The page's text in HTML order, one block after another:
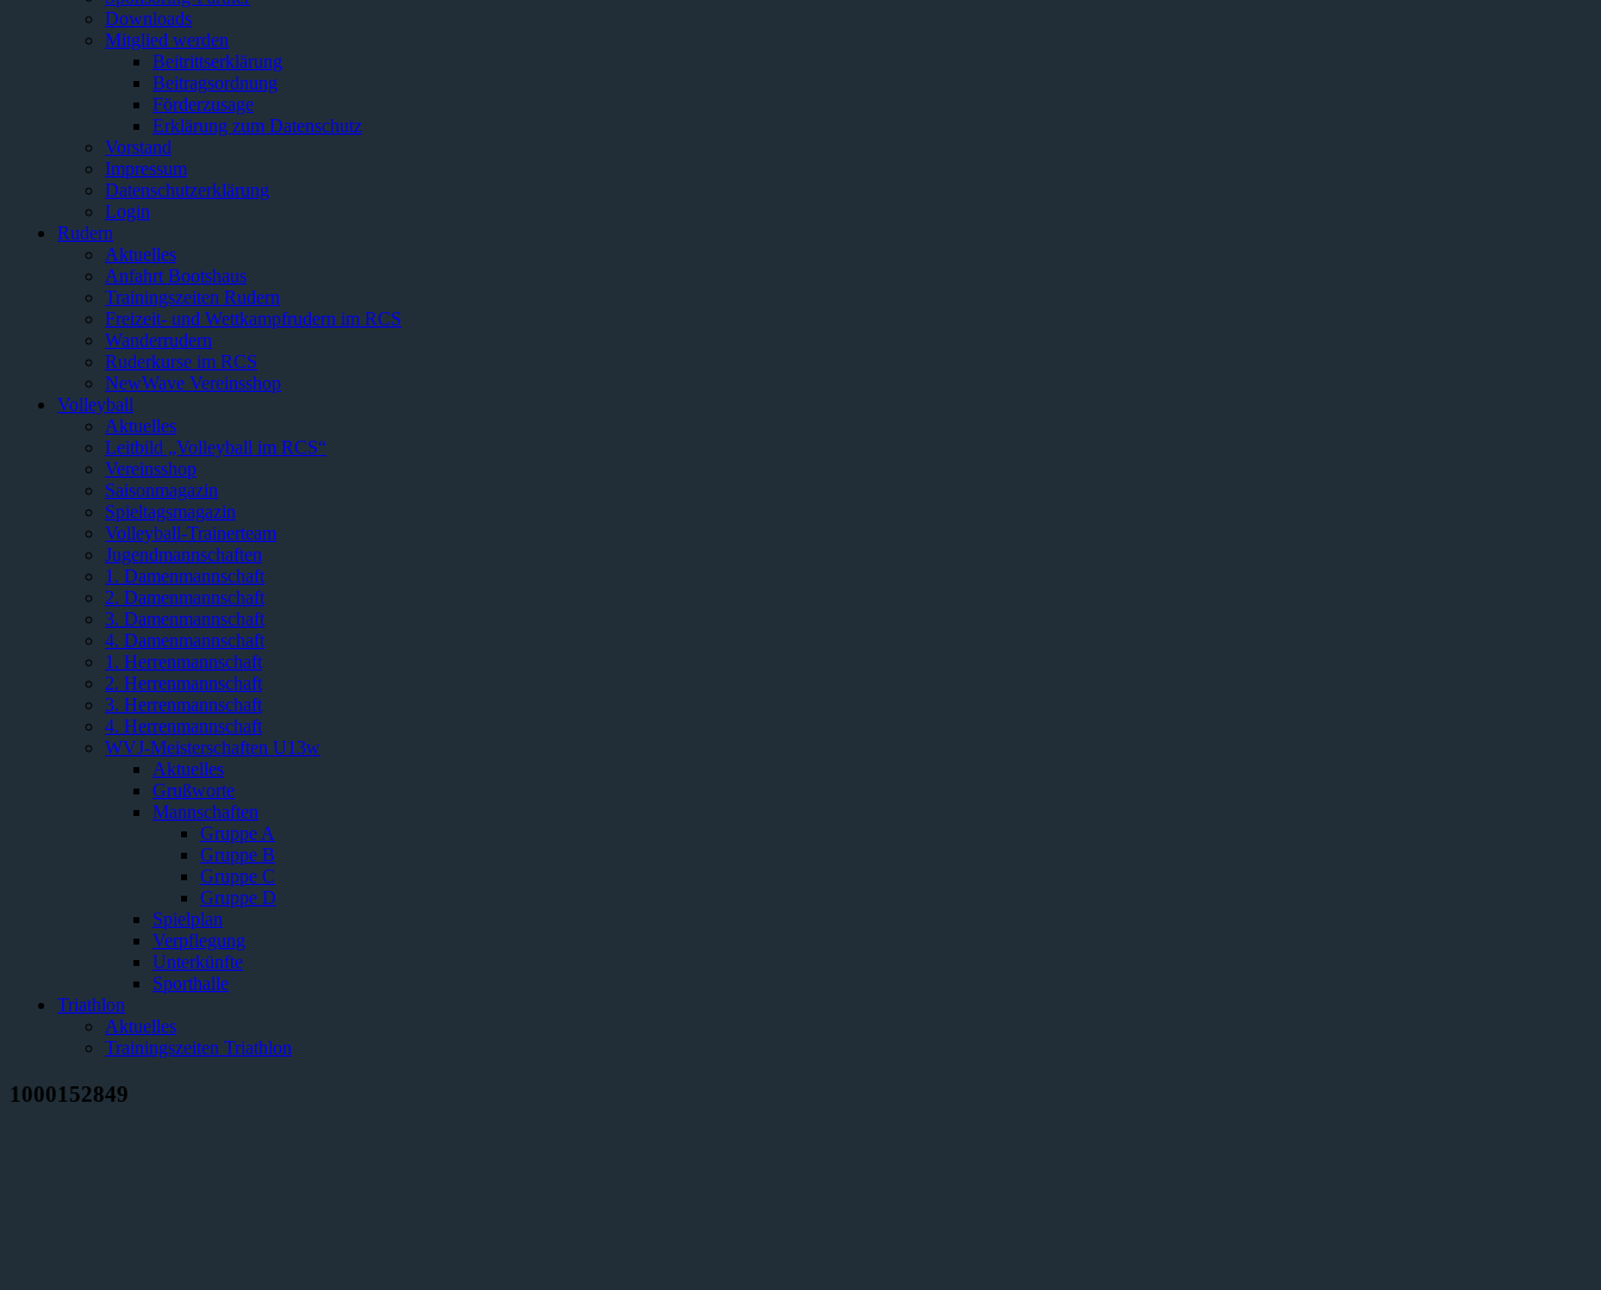
Downloads
Mitglied werden
Beitrittserklärung
Beitragsordnung
Förderzusage
Erklärung zum Datenschutz
Vorstand
Impressum
Datenschutzerklärung
Login
Rudern
Aktuelles
Anfahrt Bootshaus
Trainingszeiten Rudern
Freizeit- und Wettkampfrudern im RCS
Wanderrudern
Ruderkurse im RCS
NewWave Vereinsshop
Volleyball
Aktuelles
Leitbild „Volleyball im RCS“
Vereinsshop
Saisonmagazin
Spieltagsmagazin
Volleyball-Trainerteam
Jugendmannschaften
1. Damenmannschaft
2. Damenmannschaft
3. Damenmannschaft
4. Damenmannschaft
1. Herrenmannschaft
2. Herrenmannschaft
3. Herrenmannschaft
4. Herrenmannschaft
WVJ-Meisterschaften U13w
Aktuelles
Grußworte
Mannschaften
Gruppe A
Gruppe B
Gruppe C
Gruppe D
Spielplan
Verpflegung
Unterkünfte
Sporthalle
Triathlon
Aktuelles
Trainingszeiten Triathlon
1000152849